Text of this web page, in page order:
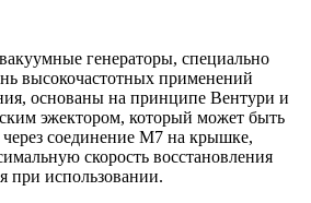
генераторы, специально
высокочастотных применений
основаны на принципе Вентури и
эжектором, который может быть
через соединение M7 на крышке,
скорость восстановления
при использовании.